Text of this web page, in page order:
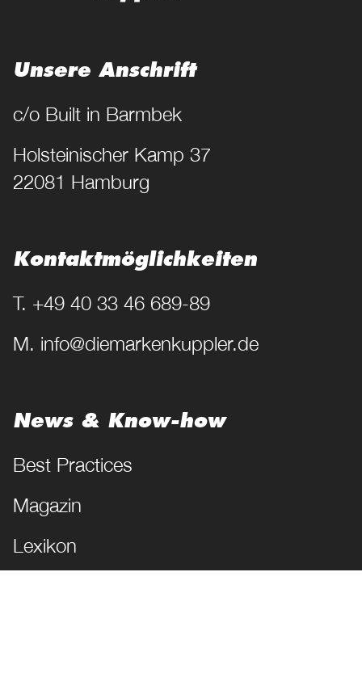
Unsere Anschrift
c/o Built in Barmbek
Holsteinischer Kamp 37
22081 Hamburg
Kontakt­möglichkeiten
T. +49 40 33 46 689-89
M. info@diemarkenkuppler.de
News & Know-how
Best Practices
Magazin
Lexikon